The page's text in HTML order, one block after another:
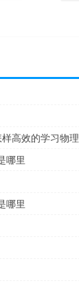
高效的学习物理
哪里
哪里